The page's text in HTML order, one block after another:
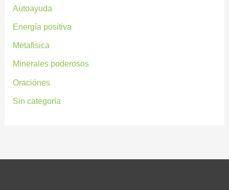
Autoayuda
Energía positiva
Metafisica
Minerales poderosos
Oraciónes
Sin categoría